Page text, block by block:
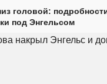
головой:
под Энгельсом